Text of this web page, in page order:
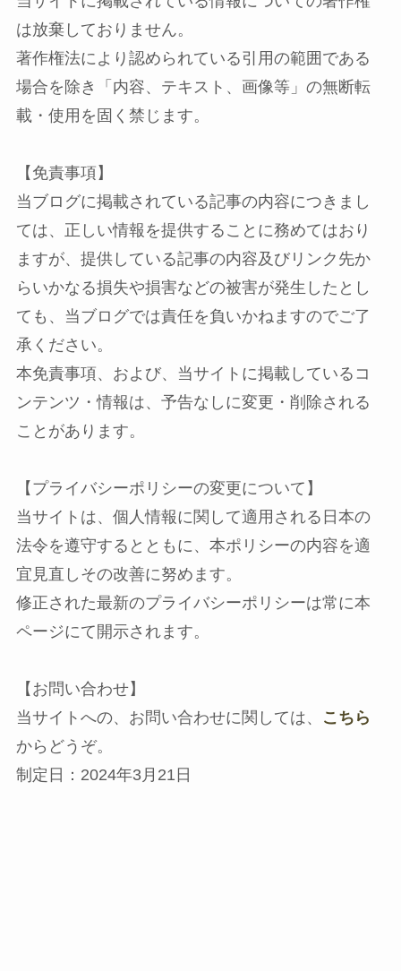
は放棄しておりません。
著作権法により認められている引用の範囲である
場合を除き「内容、テキスト、画像等」の無断転
載・使用を固く禁じます。
【免責事項】
当ブログに掲載されている記事の内容につきまし
ては、正しい情報を提供することに務めてはおり
ますが、提供している記事の内容及びリンク先か
らいかなる損失や損害などの被害が発生したとし
ても、当ブログでは責任を負いかねますのでご了
承ください。
本免責事項、および、当サイトに掲載しているコ
ンテンツ・情報は、予告なしに変更・削除される
ことがあります。
【プライバシーポリシーの変更について】
当サイトは、個人情報に関して適用される日本の
法令を遵守するとともに、本ポリシーの内容を適
宜見直しその改善に努めます。
修正された最新のプライバシーポリシーは常に本
ページにて開示されます。
【お問い合わせ】
当サイトへの、お問い合わせに関しては、
こちら
からどうぞ。
制定日：2024年3月21日